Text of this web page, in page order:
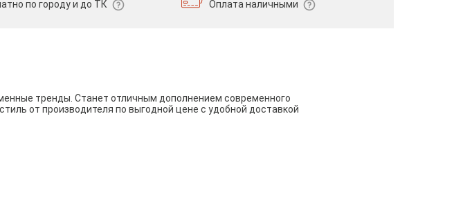
по городу и до ТК
Оплата наличными
тренды. Станет отличным дополнением современного
от производителя по выгодной цене с удобной доставкой